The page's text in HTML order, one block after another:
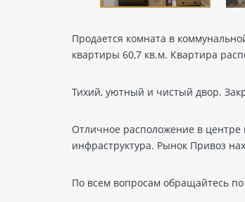
Продается комната в
квартиры 60,7 кв.м. Квартира
Тихий, уютный и чистый двор.
Отличное расположение в центре
инфраструктура. Рынок Привоз
По всем вопросам обращайтесь по